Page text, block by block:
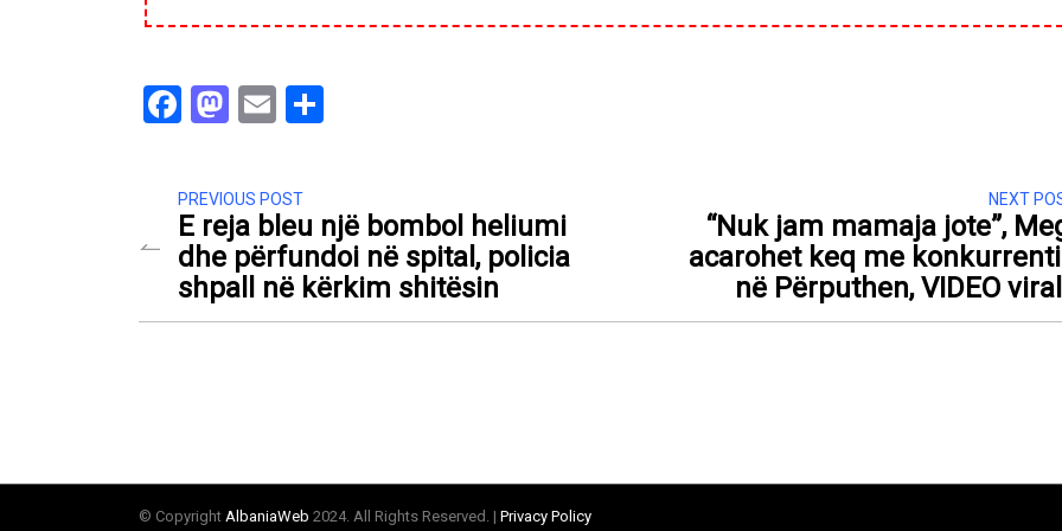
Facebook
Mastodon
Email
PREVIOUS POST
E reja bleu një bombol heliumi
dhe përfundoi në spital, policia
shpall në kërkim shitësin
NEXT
“Nuk jam mamaja jote”,
acarohet keq me
në Përputhen, VIDEO
© Copyright AlbaniaWeb 2024. All Rights Reserved. | Privacy Policy